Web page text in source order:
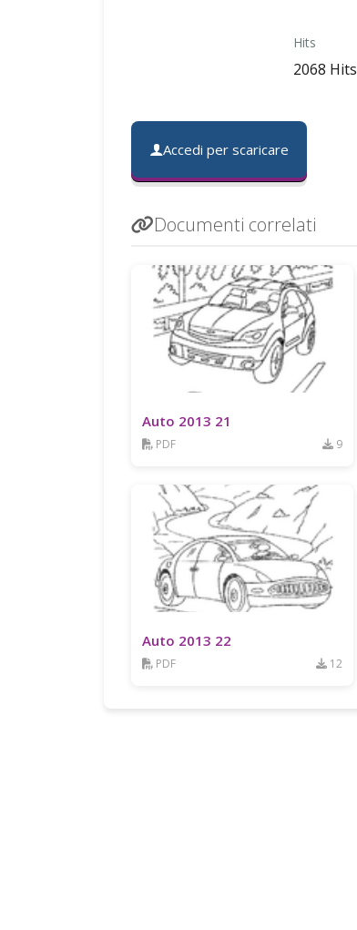
Hits
2068 Hits
Accedi per scaricare
Documenti correlati
Auto 2013 21
PDF 9
Auto 2013 22
PDF 12